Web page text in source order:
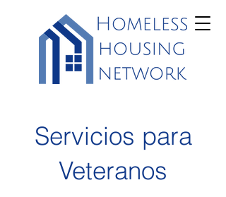
Servicios para
Veteranos